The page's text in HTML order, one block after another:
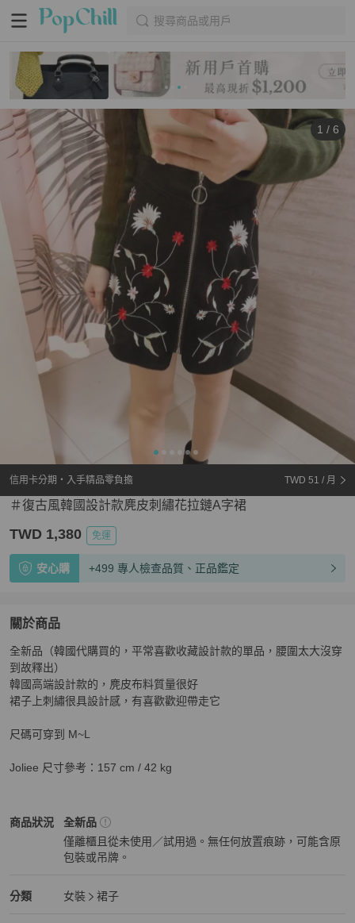
搜尋商品或用戶
1 / 6
信用卡分期・入手精品零負擔 TWD 51 / 月
＃復古風韓國設計款麂皮刺繡花拉鏈A字裙
TWD 1,380 免運
安心購 +499 專人檢查品質、正品鑑定
關於商品
關於＃復古風韓國設計款麂皮刺繡花拉鏈A字裙 商品詳情與購
全新品（韓國代購買的，平常喜歡收藏設計款的單品，腰圍太大沒穿
到故釋出）
韓國高端設計款的，麂皮布料質量很好
裙子上刺繡很具設計感，有喜歡歡迎帶走它
尺碼可穿到 M~L
Joliee 尺寸參考：157 cm / 42 kg
商品狀況
女裝商品狀態與細節
全新品
僅離櫃且從未使用／試用過。無任何放置痕跡，可能含原
包裝或吊牌。
分類
女裝分類資訊女裝
裙子